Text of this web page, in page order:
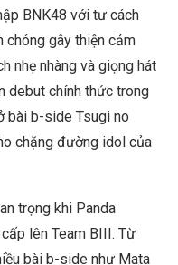
BNK48 với tư cách
chóng gây thiện cảm
nhẹ nhàng và giọng hát
debut chính thức trong
bài b-side Tsugi no
chặng đường idol của
trọng khi Panda
lên Team BIII. Từ
bài b-side như Mata